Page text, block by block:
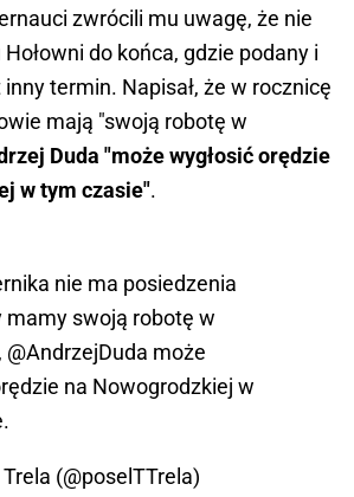
zwrócili mu uwagę, że nie
do końca, gdzie podany i
termin. Napisał, że w rocznicę
mają "swoją robotę w
Duda "może wygłosić orędzie
w tym czasie".
nie ma posiedzenia
mamy swoją robotę w
@AndrzejDuda może
na Nowogrodzkiej w
(@poselTTrela)